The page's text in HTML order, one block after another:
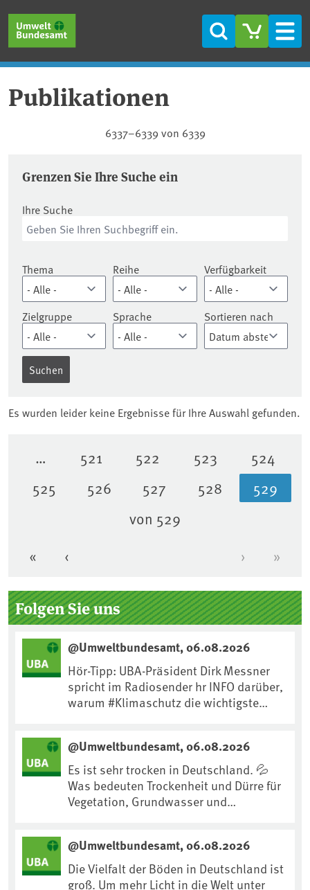
Suche
Publikationen
Publikationen
6337–6339 von 6339
Grenzen Sie Ihre Suche ein
Ihre Suche
Thema Reihe Verfügbarkeit
Zielgruppe Sprache Sortieren nach
Es wurden leider keine Ergebnisse für Ihre Auswahl gefunden.
Erste Seite
« Vorherige Seite
‹
… Seite
521 Seite
522 Seite
523 Seite
524
Seite
525 Seite
526 Seite
527 Seite
528
529
von 529
Nächste
› »
Seitenleiste
Folgen Sie uns
@Umweltbundesamt, 06.08.2026
Hör-Tipp: UBA-Präsident Dirk Messner
spricht im Radiosender hr INFO darüber,
warum #Klimaschutz die wichtigste
https://www.ardsounds.de/episode/urn
:ard:episode:0e7cf1c4b819c26d/
@Umweltbundesamt, 06.08.2026
Es ist sehr trocken in Deutschland. 💦
Was bedeuten Trockenheit und Dürre für
Vegetation, Grundwasser und
anpassen?🤔Antworten auf diese und
weitere Fragen auf unserer Webseite:
www.uba.de/trockenheit #Trockenheit
@Umweltbundesamt, 06.08.2026
Die Vielfalt der Böden in Deutschland ist
groß. Um mehr Licht in die Welt unter